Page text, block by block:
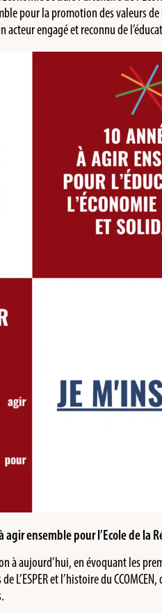
pour la promotion des valeurs
engagé et reconnu de
agir ensemble pour l’Ecole de
à aujourd’hui, en évoquant les
et l’histoire du CCOMCEN,